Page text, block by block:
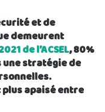
et de
demeurent
de l’ACSEL, 80%
une stratégie de
apaisé entre